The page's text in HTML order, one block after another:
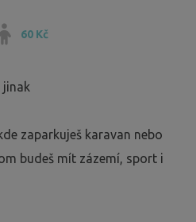
60 Kč
jinak
zaparkuješ karavan nebo
budeš mít zázemí, sport i